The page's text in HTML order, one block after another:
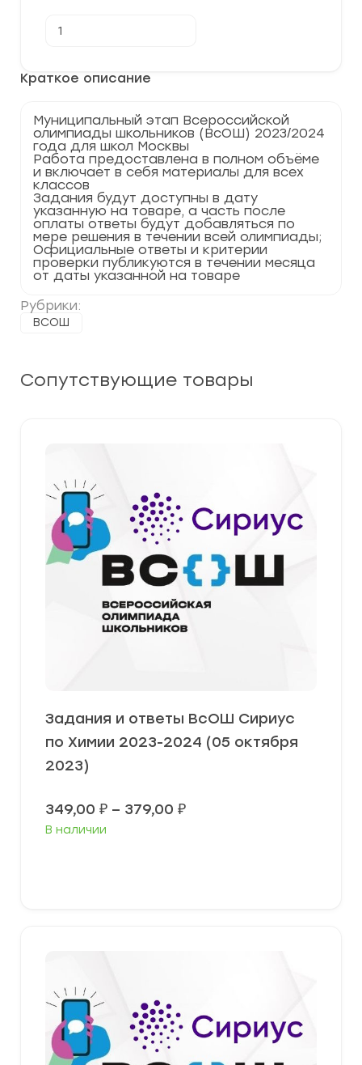
Краткое описание
Муниципальный этап Всероссийской
олимпиады школьников (ВсОШ) 2023/2024
года для школ Москвы
Работа предоставлена в полном объёме
и включает в себя материалы для всех
классов
Задания будут доступны в дату
указанную на товаре, а часть после
оплаты ответы будут добавляться по
мере решения в течении всей олимпиады;
Официальные ответы и критерии
проверки публикуются в течении месяца
от даты указанной на товаре
Рубрики:
ВСОШ
товара
Муниципальный
этап
языку
2023-
2024
г.
Москва
77
регион
Сопутствующие товары
Задания и ответы ВсОШ Сириус
по Химии 2023-2024 (05 октября
2023)
349,00 ₽ – 379,00 ₽Диапазон
В наличии